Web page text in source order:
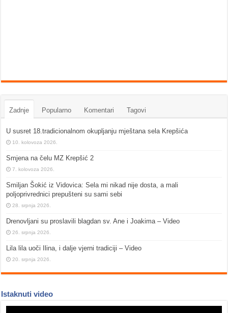
Zadnje Popularno Komentari Tagovi
U susret 18.tradicionalnom okupljanju mještana sela Krepšića
10. kolovoza 2026.
Smjena na čelu MZ Krepšić 2
7. kolovoza 2026.
Smiljan Šokić iz Vidovica: Sela mi nikad nije dosta, a mali
poljoprivrednici prepušteni su sami sebi
28. srpnja 2026.
Drenovljani su proslavili blagdan sv. Ane i Joakima – Video
26. srpnja 2026.
Lila lila uoči Ilina, i dalje vjerni tradiciji – Video
20. srpnja 2026.
Istaknuti video